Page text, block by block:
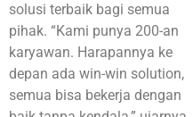
solusi terbaik bagi semua
pihak. “Kami punya 200-an
karyawan. Harapannya ke
depan ada win-win solution,
semua bisa bekerja dengan